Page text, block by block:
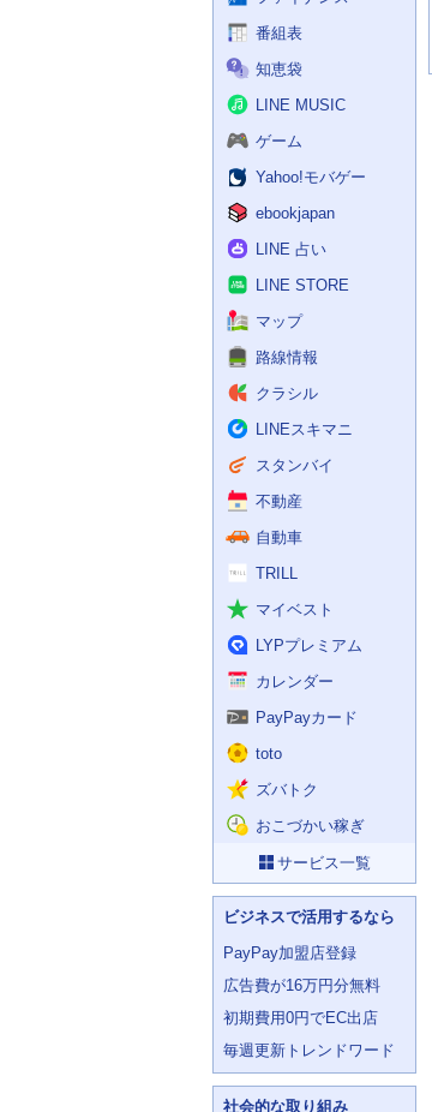
番組表
知恵袋
LINE MUSIC
ゲーム
Yahoo!モバゲー
ebookjapan
LINE 占い
LINE STORE
マップ
路線情報
クラシル
LINEスキマニ
スタンバイ
不動産
自動車
TRILL
マイベスト
LYPプレミアム
カレンダー
PayPayカード
toto
ズバトク
おこづかい稼ぎ
サービス一覧
ビジネスで活用するなら
PayPay加盟店登録
広告費が16万円分無料
初期費用0円でEC出店
毎週更新トレンドワード
社会的な取り組み